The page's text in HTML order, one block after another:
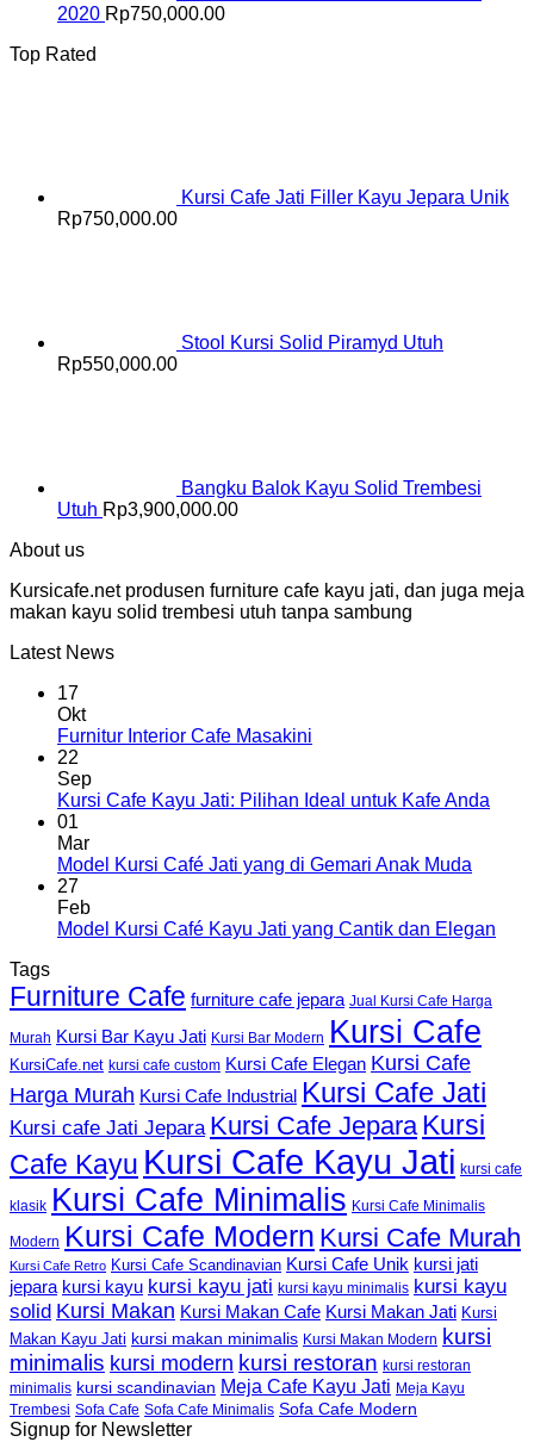
2020 Rp750,000.00
Top Rated
Kursi Cafe Jati Filler Kayu Jepara Unik
Rp750,000.00
Stool Kursi Solid Piramyd Utuh
Rp550,000.00
Bangku Balok Kayu Solid Trembesi
Utuh Rp3,900,000.00
About us
Kursicafe.net produsen furniture cafe kayu jati, dan juga meja
makan kayu solid trembesi utuh tanpa sambung
Latest News
17
Okt
Furnitur Interior Cafe Masakini
22
Sep
Kursi Cafe Kayu Jati: Pilihan Ideal untuk Kafe Anda
01
Mar
Model Kursi Café Jati yang di Gemari Anak Muda
27
Feb
Model Kursi Café Kayu Jati yang Cantik dan Elegan
Tags
Furniture Cafe furniture cafe jepara Jual Kursi Cafe Harga
Murah Kursi Bar Kayu Jati Kursi Bar Modern Kursi Cafe
KursiCafe.net kursi cafe custom Kursi Cafe Elegan Kursi Cafe
Harga Murah Kursi Cafe Industrial Kursi Cafe Jati
Kursi cafe Jati Jepara Kursi Cafe Jepara Kursi
Cafe Kayu Kursi Cafe Kayu Jati kursi cafe
klasik Kursi Cafe Minimalis Kursi Cafe Minimalis
Modern Kursi Cafe Modern Kursi Cafe Murah
Kursi Cafe Retro Kursi Cafe Scandinavian Kursi Cafe Unik kursi jati
jepara kursi kayu kursi kayu jati kursi kayu minimalis kursi kayu
solid Kursi Makan Kursi Makan Cafe Kursi Makan Jati Kursi
Makan Kayu Jati kursi makan minimalis Kursi Makan Modern
kursi
minimalis kursi modern kursi restoran kursi restoran
minimalis kursi scandinavian Meja Cafe Kayu Jati Meja Kayu
Trembesi Sofa Cafe Sofa Cafe Minimalis Sofa Cafe Modern
Signup for Newsletter